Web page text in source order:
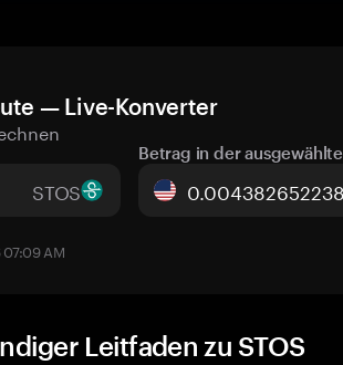
— Live-Konverter
STOS
Betrag in der
AM
Leitfaden zu STOS